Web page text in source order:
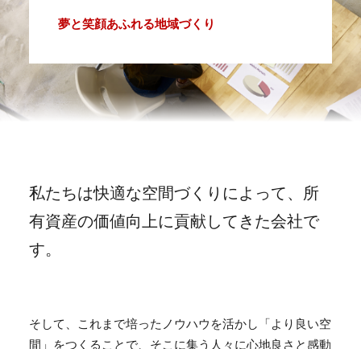
夢と笑顔あふれる地域づくり
私たちは快適な空間づくりによって、所
有資産の価値向上に貢献してきた会社で
す。
そして、これまで培ったノウハウを活かし「より良い空
間」をつくることで、そこに集う人々に心地良さと感動